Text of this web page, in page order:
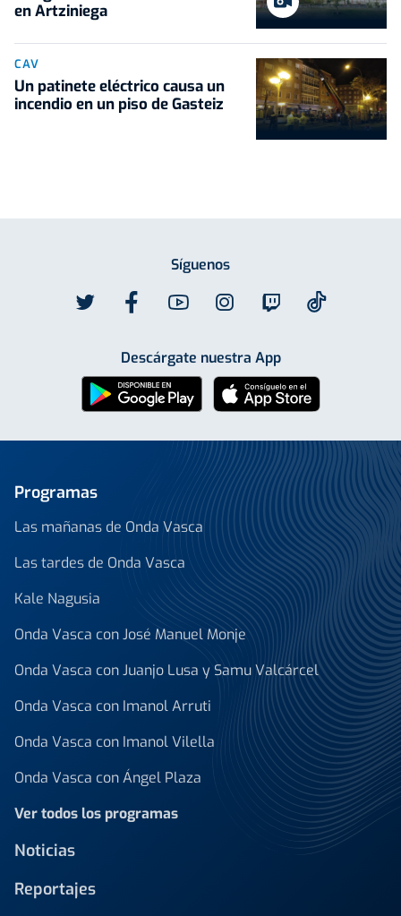
en Artziniega
CAV
Un patinete eléctrico causa un
incendio en un piso de Gasteiz
Síguenos
Descárgate nuestra App
Programas
Las mañanas de Onda Vasca
Las tardes de Onda Vasca
Kale Nagusia
Onda Vasca con José Manuel Monje
Onda Vasca con Juanjo Lusa y Samu Valcárcel
Onda Vasca con Imanol Arruti
Onda Vasca con Imanol Vilella
Onda Vasca con Ángel Plaza
Ver todos los programas
Noticias
Reportajes